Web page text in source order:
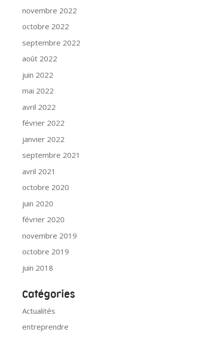
novembre 2022
octobre 2022
septembre 2022
août 2022
juin 2022
mai 2022
avril 2022
février 2022
janvier 2022
septembre 2021
avril 2021
octobre 2020
juin 2020
février 2020
novembre 2019
octobre 2019
juin 2018
Catégories
Actualités
entreprendre